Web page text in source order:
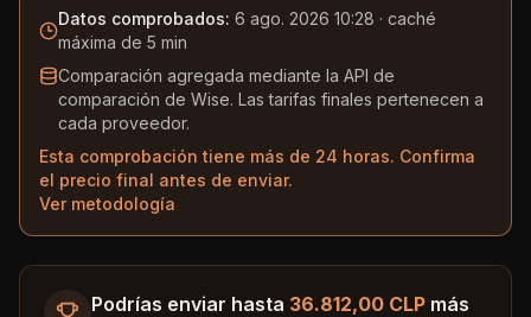
Datos comprobados: 6 ago. 2026 10:28 · caché
máxima de 5 min
Comparación agregada mediante la API de
comparación de Wise. Las tarifas finales pertenecen a
cada proveedor.
Esta comprobación tiene más de 24 horas. Confirma
el precio final antes de enviar.
Ver metodología
Podrías enviar hasta 36.812,00 CLP más